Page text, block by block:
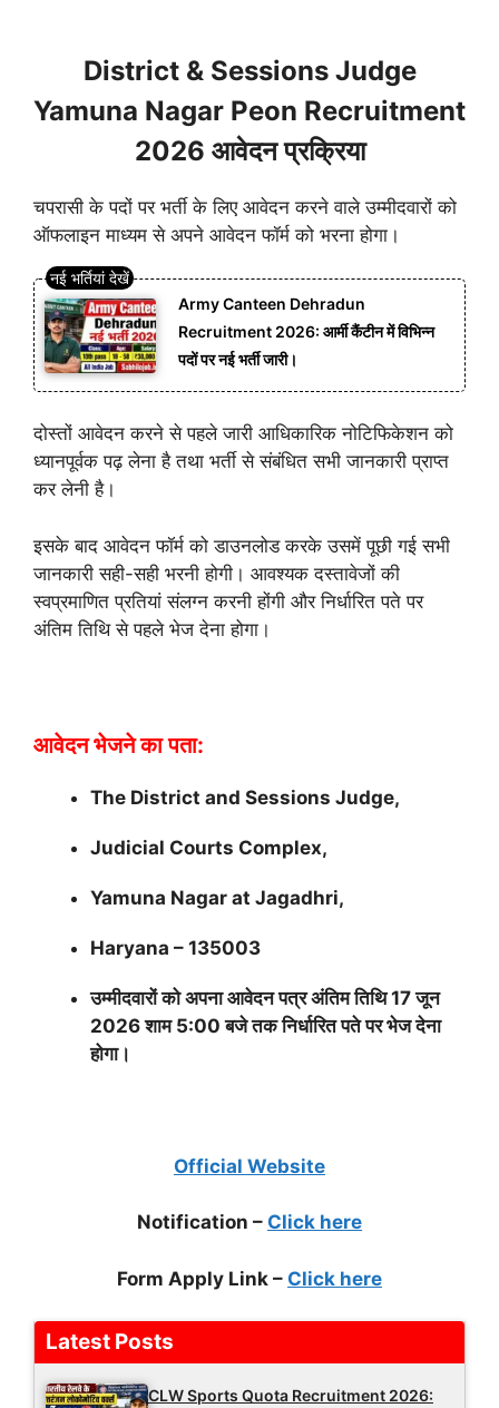
District & Sessions Judge
Yamuna Nagar Peon Recruitment
2026 आवेदन प्रक्रिया
चपरासी के पदों पर भर्ती के लिए आवेदन करने वाले उम्मीदवारों को
ऑफलाइन माध्यम से अपने आवेदन फॉर्म को भरना होगा।
Army Canteen Dehradun
Recruitment 2026: आर्मी कैंटीन में विभिन्न
पदों पर नई भर्ती जारी।
दोस्तों आवेदन करने से पहले जारी आधिकारिक नोटिफिकेशन को
ध्यानपूर्वक पढ़ लेना है तथा भर्ती से संबंधित सभी जानकारी प्राप्त
कर लेनी है।
इसके बाद आवेदन फॉर्म को डाउनलोड करके उसमें पूछी गई सभी
जानकारी सही-सही भरनी होगी। आवश्यक दस्तावेजों की
स्वप्रमाणित प्रतियां संलग्न करनी होंगी और निर्धारित पते पर
अंतिम तिथि से पहले भेज देना होगा।
आवेदन भेजने का पता:
The District and Sessions Judge,
Judicial Courts Complex,
Yamuna Nagar at Jagadhri,
Haryana – 135003
उम्मीदवारों को अपना आवेदन पत्र अंतिम तिथि 17 जून
2026 शाम 5:00 बजे तक निर्धारित पते पर भेज देना
होगा।
Official Website
Notification – Click here
Form Apply Link – Click here
Latest Posts
CLW Sports Quota Recruitment 2026: